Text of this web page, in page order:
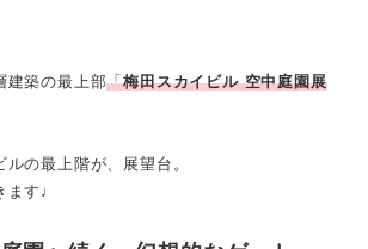
建築の最上部「梅田スカイビル 空中庭園展
の最上階が、展望台。
ます♩